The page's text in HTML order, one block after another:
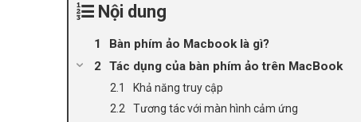
Nội dung
Bàn phím ảo Macbook là gì?
Tác dụng của bàn phím ảo trên MacBook
Khả năng truy cập
Tương tác với màn hình cảm ứng